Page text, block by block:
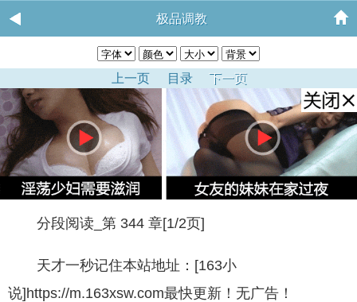
极品调教
上一页 目录 下一页
分段阅读_第 344 章[1/2页]
天才一秒记住本站地址：[163小
说]https://m.163xsw.com最快更新！无广告！